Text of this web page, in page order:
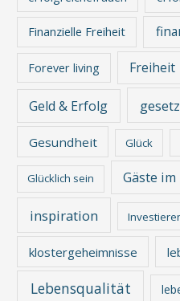
Finanzielle Freiheit
Forever living Freiheit
Geld & Erfolg
Gesundheit Glück
Glücklich sein Gäste im
inspiration
klostergeheimnisse
Lebensqualität